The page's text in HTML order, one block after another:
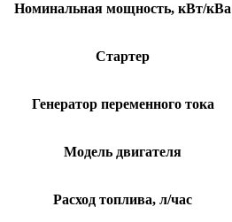
Номинальная мощность, кВт/кВа
Стартер
Генератор переменного тока
Модель двигателя
Расход топлива, л/час